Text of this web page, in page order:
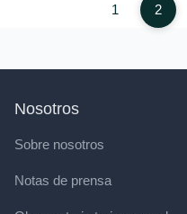
1 2
Nosotros
Sobre nosotros
Notas de prensa